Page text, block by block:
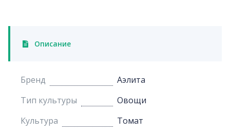
Описание
Бренд
Аэлита
Тип культуры
Овощи
Культура
Томат